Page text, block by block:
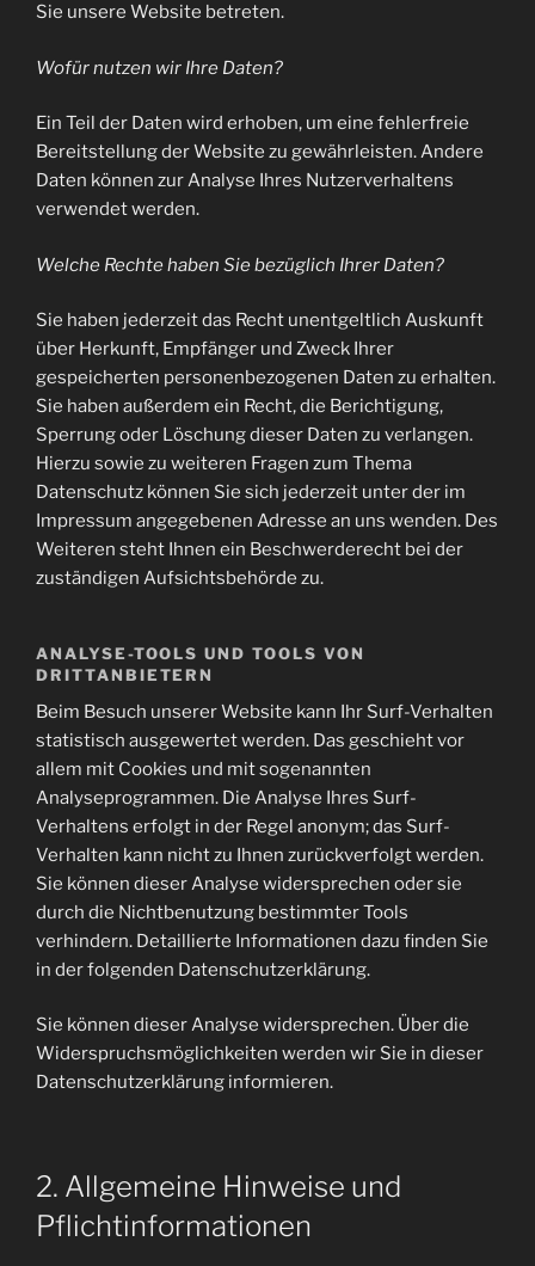
Sie unsere Website betreten.
Wofür nutzen wir Ihre Daten?
Ein Teil der Daten wird erhoben, um eine fehlerfreie
Bereitstellung der Website zu gewährleisten. Andere
Daten können zur Analyse Ihres Nutzerverhaltens
verwendet werden.
Welche Rechte haben Sie bezüglich Ihrer Daten?
Sie haben jederzeit das Recht unentgeltlich Auskunft
über Herkunft, Empfänger und Zweck Ihrer
gespeicherten personenbezogenen Daten zu erhalten.
Sie haben außerdem ein Recht, die Berichtigung,
Sperrung oder Löschung dieser Daten zu verlangen.
Hierzu sowie zu weiteren Fragen zum Thema
Datenschutz können Sie sich jederzeit unter der im
Impressum angegebenen Adresse an uns wenden. Des
Weiteren steht Ihnen ein Beschwerderecht bei der
zuständigen Aufsichtsbehörde zu.
ANALYSE-TOOLS UND TOOLS VON
DRITTANBIETERN
Beim Besuch unserer Website kann Ihr Surf-Verhalten
statistisch ausgewertet werden. Das geschieht vor
allem mit Cookies und mit sogenannten
Analyseprogrammen. Die Analyse Ihres Surf-
Verhaltens erfolgt in der Regel anonym; das Surf-
Verhalten kann nicht zu Ihnen zurückverfolgt werden.
Sie können dieser Analyse widersprechen oder sie
durch die Nichtbenutzung bestimmter Tools
verhindern. Detaillierte Informationen dazu finden Sie
in der folgenden Datenschutzerklärung.
Sie können dieser Analyse widersprechen. Über die
Widerspruchsmöglichkeiten werden wir Sie in dieser
Datenschutzerklärung informieren.
2. Allgemeine Hinweise und
Pflichtinformationen